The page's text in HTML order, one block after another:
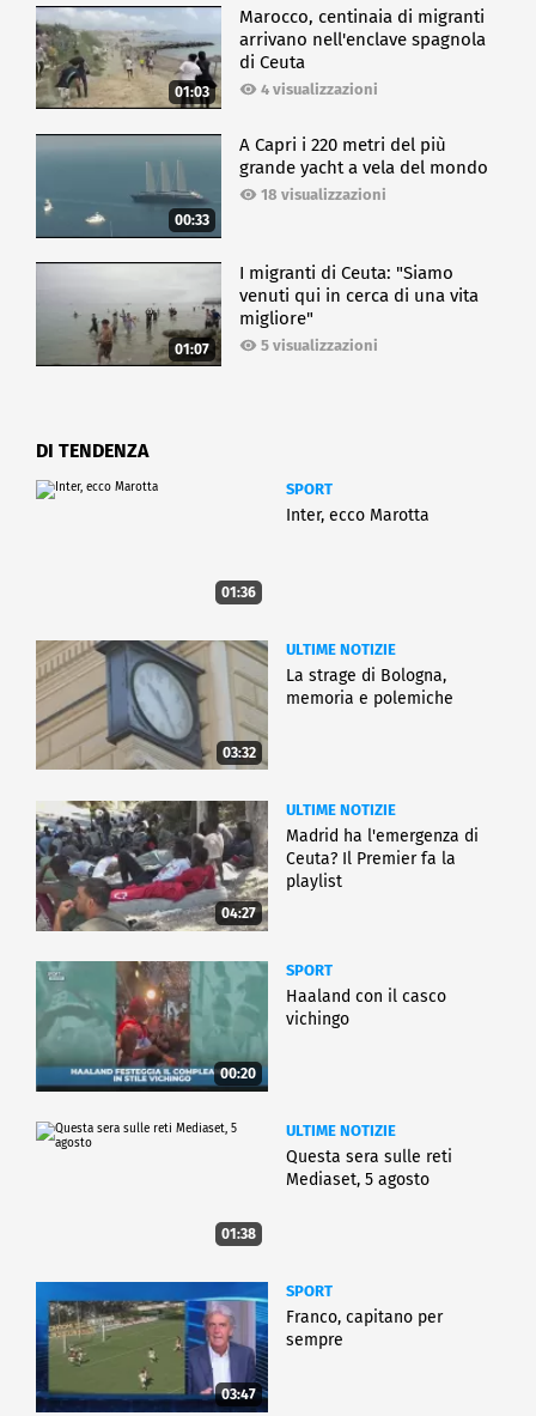
01:03
Marocco, centinaia di migranti
arrivano nell'enclave spagnola
di Ceuta
4 visualizzazioni
00:33
A Capri i 220 metri del più
grande yacht a vela del mondo
18 visualizzazioni
01:07
I migranti di Ceuta: "Siamo
venuti qui in cerca di una vita
migliore"
5 visualizzazioni
DI TENDENZA
01:36
SPORT
Inter, ecco Marotta
03:32
ULTIME NOTIZIE
La strage di Bologna,
memoria e polemiche
04:27
ULTIME NOTIZIE
Madrid ha l'emergenza di
Ceuta? Il Premier fa la
playlist
00:20
SPORT
Haaland con il casco
vichingo
01:38
ULTIME NOTIZIE
Questa sera sulle reti
Mediaset, 5 agosto
03:47
SPORT
Franco, capitano per
sempre